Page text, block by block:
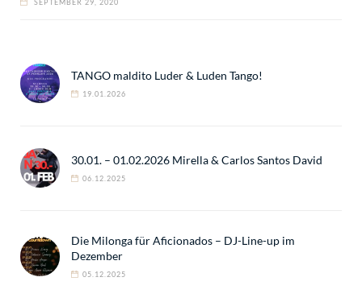
SEPTEMBER 29, 2020
TANGO maldito Luder & Luden Tango!
19.01.2026
30.01. – 01.02.2026 Mirella & Carlos Santos David
06.12.2025
Die Milonga für Aficionados – DJ-Line-up im
Dezember
05.12.2025